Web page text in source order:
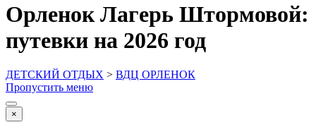
Орленок Лагерь Штормовой:
путевки на 2026 год
ДЕТСКИЙ ОТДЫХ > ВДЦ ОРЛЕНОК
Пропустить меню
×